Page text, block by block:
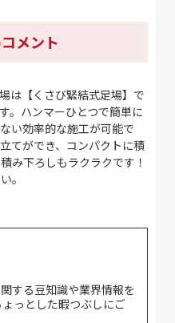
メント
は【くさび緊結式足場】で
。ハンマーひとつで簡単に
い効率的な施工が可能で
てができ、コンパクトに積
み下ろしもラクラクです！
。
する豆知識や業界情報を
っとした暇つぶしにご